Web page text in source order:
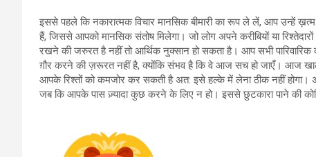
इससे पहले कि नकारात्मक विचार मानसिक बीमारी का रूप ले लें, आप उन्हें
हैं, जिससे आपको मानसिक संतोष मिलेगा। जो लोग अपने करीबियों या
रखने की जरुरत है नहीं तो आर्थिक नुक्सान हो सकता है। आप सभी
ग़ौर करने की ज़रूरत नहीं है, क्योंकि संभव है कि वे आज सच हो जाएँ। आज
आपके रिश्तों को कमजोर कर सकती है अत: इसे हल्के में लेना ठीक नहीं होगा।
जब कि आपके पास ज़्यादा कुछ करने के लिए न हो। इससे छुटकारा पाने की